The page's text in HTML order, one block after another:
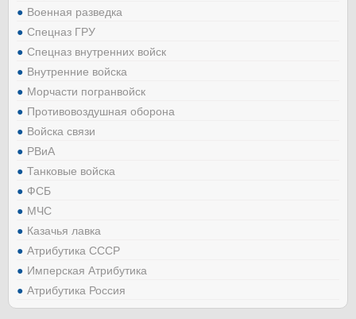
Военная разведка
Спецназ ГРУ
Спецназ внутренних войск
Внутренние войска
Морчасти погранвойск
Противовоздушная оборона
Войска связи
РВиА
Танковые войска
ФСБ
МЧС
Казачья лавка
Атрибутика СССР
Имперская Атрибутика
Атрибутика Россия